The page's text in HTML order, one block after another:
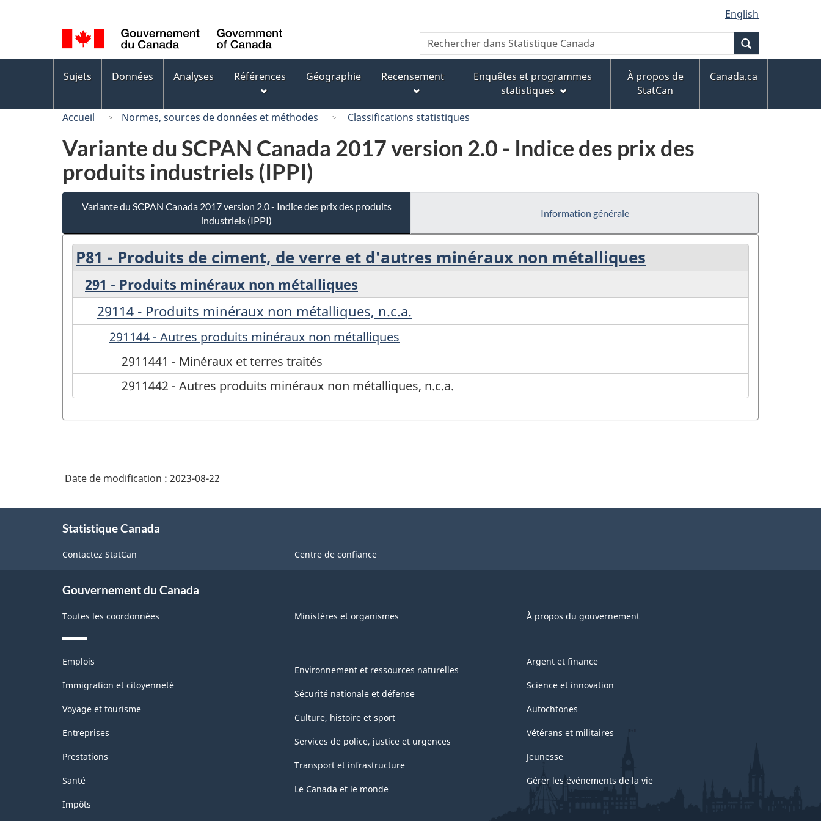
au
contenu
principal
« À
propos
de
ce
version
HTML
simplifiée
de
la
langue
English
Canada
Recherche
Rechercher
dans
Canada
des
Sujets Données Analyses Références Géographie Recensement
Enquêtes et programmes
statistiques
À propos de
StatCan
Canada.ca
Accueil Normes, sources de données et méthodes Classifications statistiques
Variante du SCPAN Canada 2017 version 2.0 - Indice des prix des
produits industriels (IPPI)
Variante du SCPAN Canada 2017 version 2.0 - Indice des prix des produits
industriels (IPPI)
Information générale
P81 - Produits de ciment, de verre et d'autres minéraux non métalliques
291 - Produits minéraux non métalliques
29114 - Produits minéraux non métalliques, n.c.a.
291144 - Autres produits minéraux non métalliques
2911441 - Minéraux et terres traités
2911442 - Autres produits minéraux non métalliques, n.c.a.
Date de modification : 2023-08-22
Statistique Canada
Contactez StatCan Centre de confiance
Gouvernement du Canada
Toutes les coordonnées Ministères et organismes À propos du gouvernement
Thèmes
sujets
Emplois
Immigration et citoyenneté
Voyage et tourisme
Entreprises
Prestations
Santé
Impôts
Environnement et ressources naturelles
Sécurité nationale et défense
Culture, histoire et sport
Services de police, justice et urgences
Transport et infrastructure
Le Canada et le monde
Argent et finance
Science et innovation
Autochtones
Vétérans et militaires
Jeunesse
Gérer les événements de la vie